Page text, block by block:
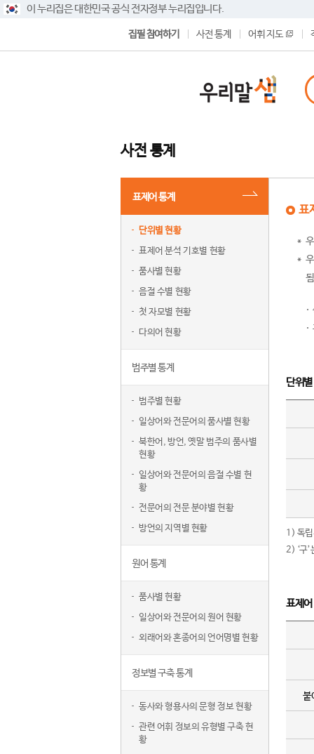
이 누리집은 대한민국 공식 전자정부 누리집입니다.
집필 참여하기 사전 통계 어휘 지도
사전 통계
표제어 통계
단위별 현황
표제어 분석 기호별 현황
품사별 현황
음절 수별 현황
첫 자모별 현황
다의어 현황
범주별 통계
범주별 현황
일상어와 전문어의 품사별 현황
북한어, 방언, 옛말 범주의 품사별
현황
일상어와 전문어의 음절 수별 현
황
전문어의 전문 분야별 현황
방언의 지역별 현황
원어 통계
품사별 현황
일상어와 전문어의 원어 현황
외래어와 혼종어의 언어명별 현황
정보별 구축 통계
동사와 형용사의 문형 정보 현황
관련 어휘 정보의 유형별 구축 현
황
표
단위
1) 독립
2) ‘구
표제
붙